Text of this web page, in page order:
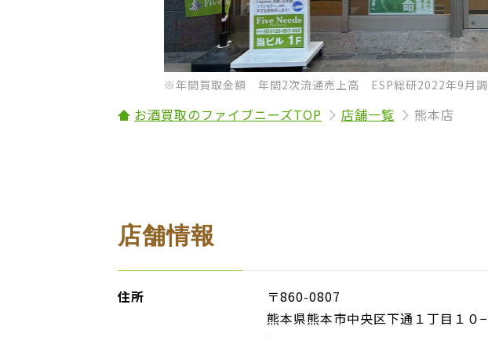
※年間買取金額 年間2次流通売上高 ESP総研2022年9月
お酒買取のファイブニーズTOP 店舗一覧 熊本店
店舗情報
住所
〒860-0807
熊本県熊本市中央区下通１丁目１０